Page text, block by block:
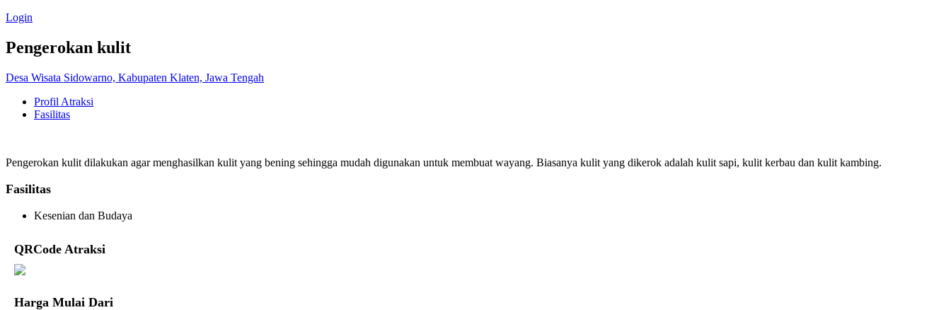
Login
Pengerokan kulit
Desa Wisata Sidowarno, Kabupaten Klaten, Jawa Tengah
Profil Atraksi
Fasilitas
Pengerokan kulit dilakukan agar menghasilkan kulit yang bening sehingga mudah digunakan untuk membuat wayang. Biasanya kulit yang dikerok adalah kulit sapi, kulit kerbau dan kulit kambing.
Fasilitas
Kesenian dan Budaya
QRCode Atraksi
Harga Mulai Dari